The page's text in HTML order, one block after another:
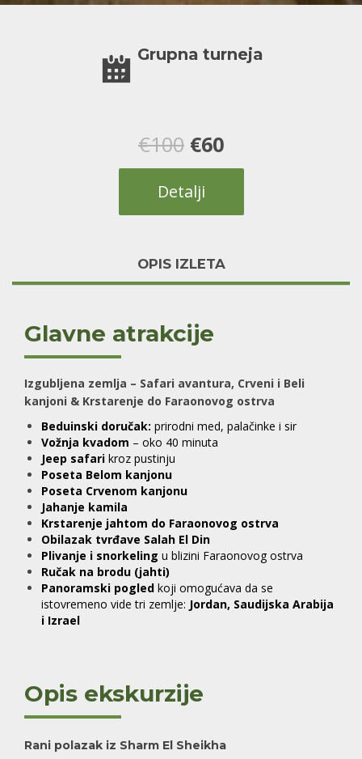
Grupna turneja
€100 Оригинална
цена
је
€100.
€60Тренутна
цена
је:
Detalji
OPIS IZLETA
Glavne atrakcije
Izgubljena zemlja – Safari avantura, Crveni i Beli
kanjoni & Krstarenje do Faraonovog ostrva
Beduinski doručak: prirodni med, palačinke i sir
Vožnja kvadom – oko 40 minuta
Jeep safari kroz pustinju
Poseta Belom kanjonu
Poseta Crvenom kanjonu
Jahanje kamila
Krstarenje jahtom do Faraonovog ostrva
Obilazak tvrđave Salah El Din
Plivanje i snorkeling u blizini Faraonovog ostrva
Ručak na brodu (jahti)
Panoramski pogled koji omogućava da se
istovremeno vide tri zemlje: Jordan, Saudijska Arabija
i Izrael
Opis ekskurzije
Rani polazak iz Sharm El Sheikha